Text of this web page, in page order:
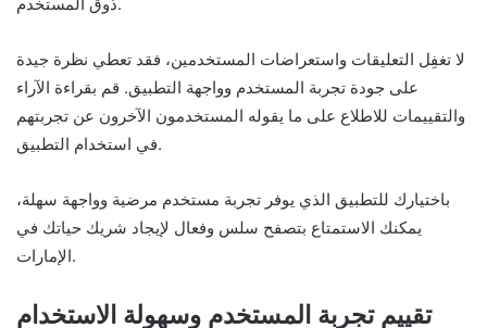
ذوق المستخدم.
لا تغفِل التعليقات واستعراضات المستخدمين، فقد تعطي نظرة جيدة
على جودة تجربة المستخدم وواجهة التطبيق. قم بقراءة الآراء
والتقييمات للاطلاع على ما يقوله المستخدمون الآخرون عن تجربتهم
في استخدام التطبيق.
باختيارك للتطبيق الذي يوفر تجربة مستخدم مرضية وواجهة سهلة،
يمكنك الاستمتاع بتصفح سلس وفعال لإيجاد شريك حياتك في
الإمارات.
تقييم تجربة المستخدم وسهولة الاستخدام